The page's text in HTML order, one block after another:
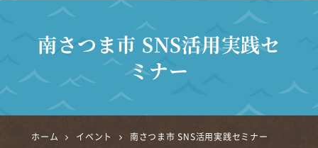
南さつま市 SNS活用実践セ
ミナー
ホーム イベント 南さつま市 SNS活用実践セミナー